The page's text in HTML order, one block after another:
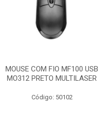
MOUSE COM FIO MF100 USB
MO312 PRETO MULTILASER
Código: 50102